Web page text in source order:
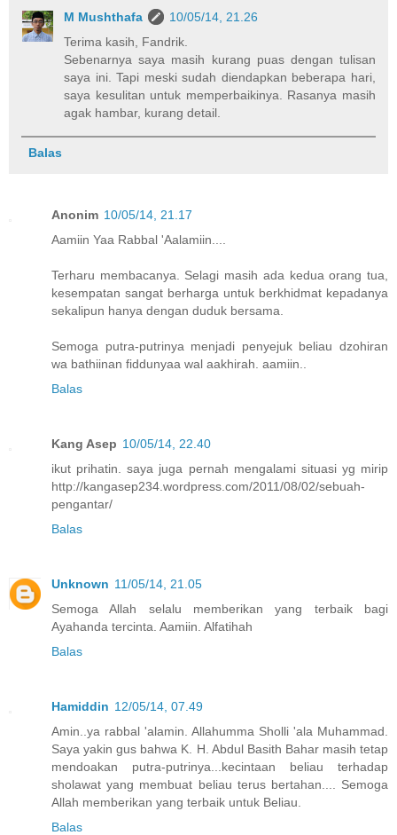
M Mushthafa
10/05/14, 21.26
Terima kasih, Fandrik.
Sebenarnya saya masih kurang puas dengan tulisan
saya ini. Tapi meski sudah diendapkan beberapa hari,
saya kesulitan untuk memperbaikinya. Rasanya masih
agak hambar, kurang detail.
Balas
Anonim 10/05/14, 21.17
Aamiin Yaa Rabbal 'Aalamiin....
Terharu membacanya. Selagi masih ada kedua orang tua,
kesempatan sangat berharga untuk berkhidmat kepadanya
sekalipun hanya dengan duduk bersama.
Semoga putra-putrinya menjadi penyejuk beliau dzohiran
wa bathiinan fiddunyaa wal aakhirah. aamiin..
Balas
Kang Asep 10/05/14, 22.40
ikut prihatin. saya juga pernah mengalami situasi yg mirip
http://kangasep234.wordpress.com/2011/08/02/sebuah-
pengantar/
Balas
Unknown 11/05/14, 21.05
Semoga Allah selalu memberikan yang terbaik bagi
Ayahanda tercinta. Aamiin. Alfatihah
Balas
Hamiddin 12/05/14, 07.49
Amin..ya rabbal 'alamin. Allahumma Sholli 'ala Muhammad.
Saya yakin gus bahwa K. H. Abdul Basith Bahar masih tetap
mendoakan putra-putrinya...kecintaan beliau terhadap
sholawat yang membuat beliau terus bertahan.... Semoga
Allah memberikan yang terbaik untuk Beliau.
Balas